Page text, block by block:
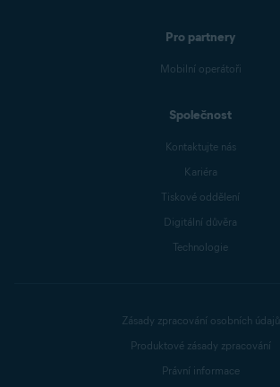
Pro partnery
Mobilní operátoři
Společnost
Kontaktujte nás
Kariéra
Tiskové oddělení
Digitální důvěra
Technologie
Zásady zpracování osobních údajů
Produktové zásady zpracování
Právní informace